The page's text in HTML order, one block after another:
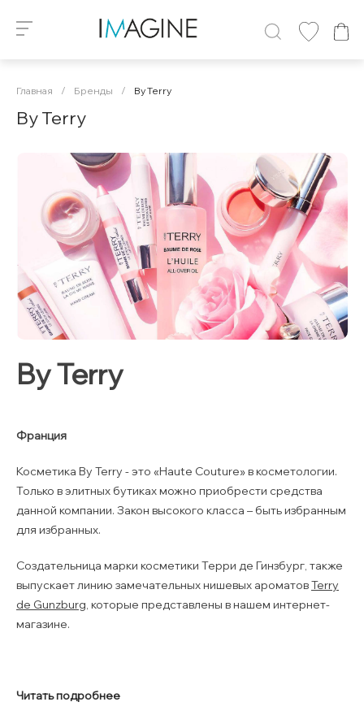
Главная / Бренды / By Terry
By Terry
By Terry
Франция
Косметика By Terry - это «Haute Couture» в косметологии.
Только в элитных бутиках можно приобрести средства
данной компании. Закон высокого класса – быть избранным
для избранных.
Создательница марки косметики Терри де Гинзбург, также
выпускает линию замечательных нишевых ароматовTerry
de Gunzburg , которые представлены в нашем интернет-
магазине.
Читать подробнее